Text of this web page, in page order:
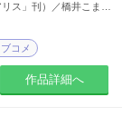
／橋井こま／アオイ冬子
コメ
作品詳細へ